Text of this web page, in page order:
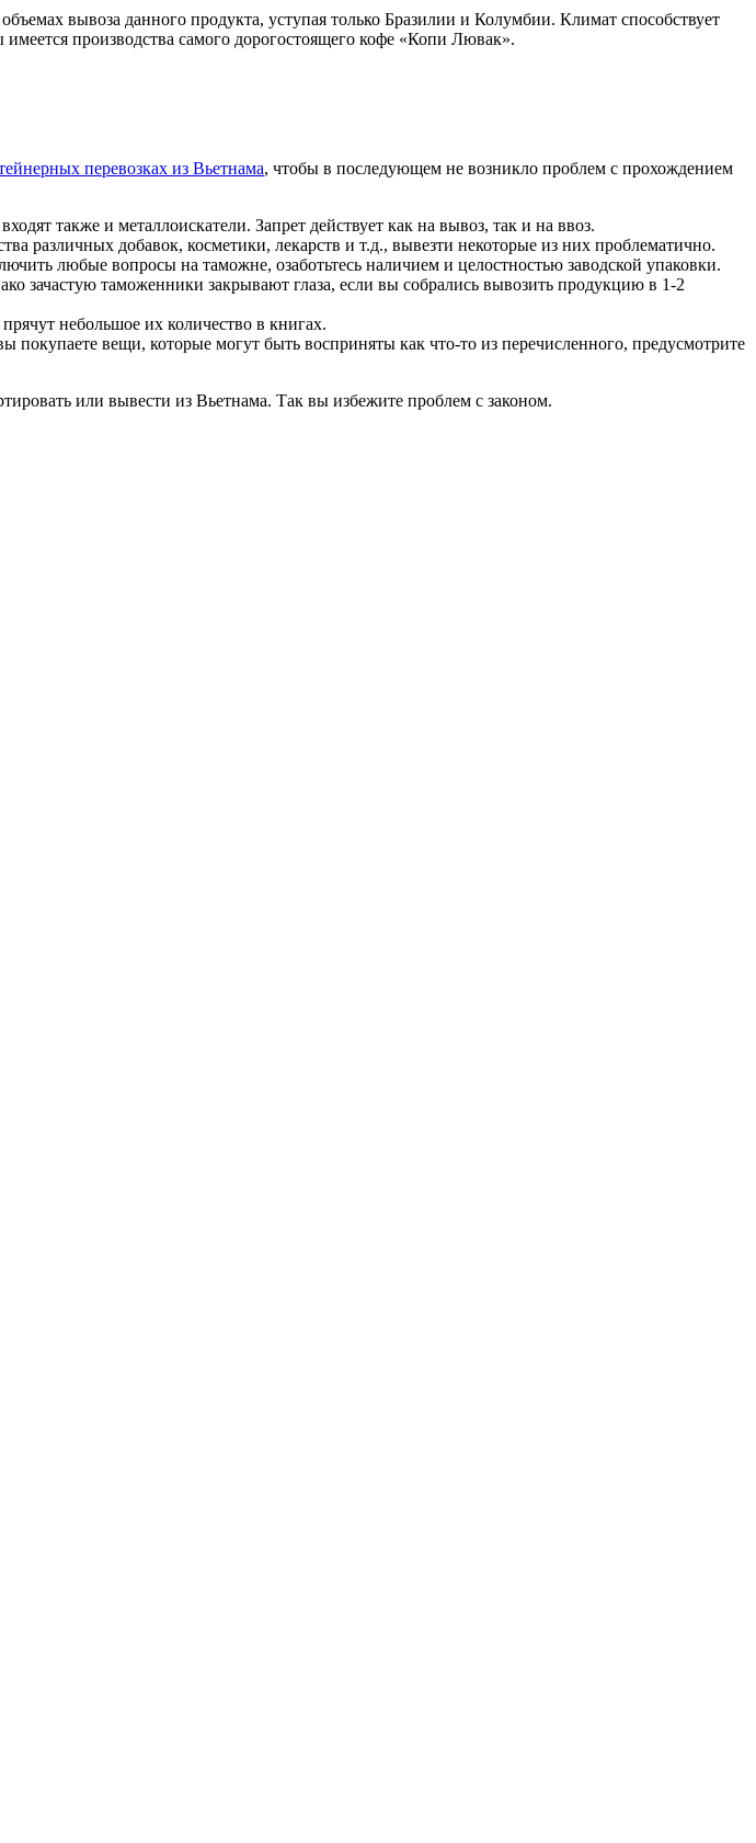
вывоза данного продукта, уступая только Бразилии и Колумбии. Климат способствует
производства самого дорогостоящего кофе «Копи Лювак».
перевозках из Вьетнама, чтобы в последующем не возникло проблем с прохождением
также и металлоискатели. Запрет действует как на вывоз, так и на ввоз.
различных добавок, косметики, лекарств и т.д., вывезти некоторые из них проблематично.
любые вопросы на таможне, озаботьтесь наличием и целостностью заводской упаковки.
зачастую таможенники закрывают глаза, если вы собрались вывозить продукцию в 1-2
небольшое их количество в книгах.
вещи, которые могут быть восприняты как что-то из перечисленного, предусмотрите
или вывести из Вьетнама. Так вы избежите проблем с законом.